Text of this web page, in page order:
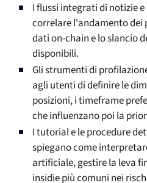
I flussi integrati di notizie
correlare l'andamento dei
dati on-chain e lo slancio
disponibili.
Gli strumenti di
agli utenti di definire le
posizioni, i timeframe
che influenzano poi la
I tutorial e le procedure
spiegano come
artificiale, gestire la leva
insidie più comuni nei